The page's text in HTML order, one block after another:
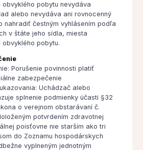
pobytu nevydáva
alebo nevydáva ani rovnocenný
nahradiť čestným vyhlásením podľa
v štáte jeho sídla, miesta
pobytu.
Porušenie povinnosti platiť
zabezpečenie
Uchádzač alebo
splnenie podmienky účasti §32
o verejnom obstarávaní č.
potvrdením zdravotnej
poisťovne nie starším ako tri
do Zoznamu hospodárskych
vyplneným jednotným